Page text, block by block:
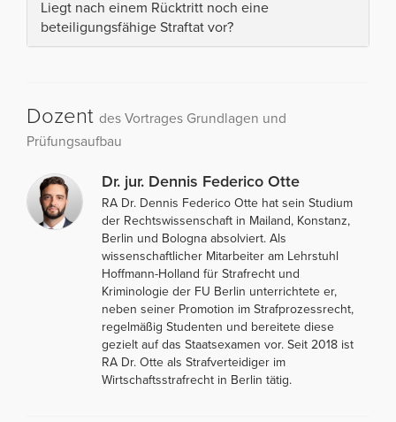
Liegt nach einem Rücktritt noch eine
beteiligungsfähige Straftat vor?
Dozent des Vortrages Grundlagen und
Prüfungsaufbau
Dr. jur. Dennis Federico Otte
RA Dr. Dennis Federico Otte hat sein Studium
der Rechtswissenschaft in Mailand, Konstanz,
Berlin und Bologna absolviert. Als
wissenschaftlicher Mitarbeiter am Lehrstuhl
Hoffmann-Holland für Strafrecht und
Kriminologie der FU Berlin unterrichtete er,
neben seiner Promotion im Strafprozessrecht,
regelmäßig Studenten und bereitete diese
gezielt auf das Staatsexamen vor. Seit 2018 ist
RA Dr. Otte als Strafverteidiger im
Wirtschaftsstrafrecht in Berlin tätig.